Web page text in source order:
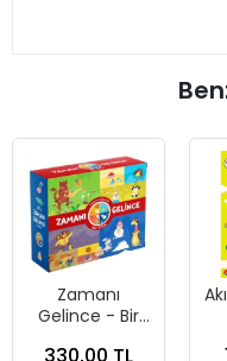
Zamanı
Gelince - Bir
330,00 TL